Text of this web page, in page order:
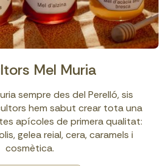
Mel Muria
sempre des del Perelló, sis
hem sabut crear tota una
apícoles de primera qualitat:
gelea reial, cera, caramels i
cosmètica.